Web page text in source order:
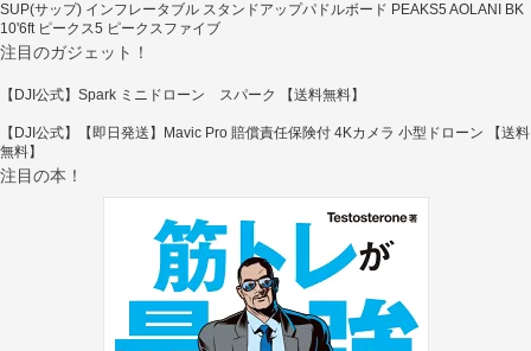
SUP(サップ) インフレータブル スタンドアップパドルボード PEAKS5 AOLANI BK
10'6ft ピークス5 ピークスファイブ
注目のガジェット！
【DJI公式】Spark ミニドローン スパーク 【送料無料】
【DJI公式】【即日発送】Mavic Pro 賠償責任保険付 4Kカメラ 小型ドローン 【送料
無料】
注目の本！